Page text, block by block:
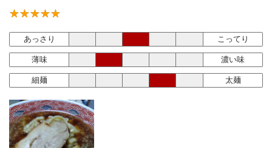
あっさり こってり
薄味 濃い味
細麺 太麺